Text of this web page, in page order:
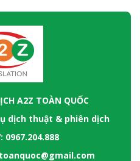
A2Z TOÀN QUỐC
dịch thuật & phiên dịch